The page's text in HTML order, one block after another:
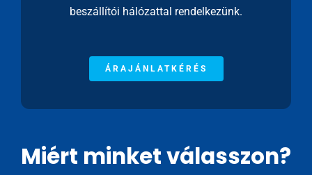
beszállítói hálózattal rendelkezünk.
ÁRAJÁNLATKÉRÉS
Miért minket válasszon?